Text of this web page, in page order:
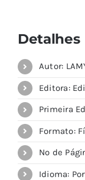
Detalhes
Autor:
Editora:
Primeira
Formato:
Nº de
Idioma: